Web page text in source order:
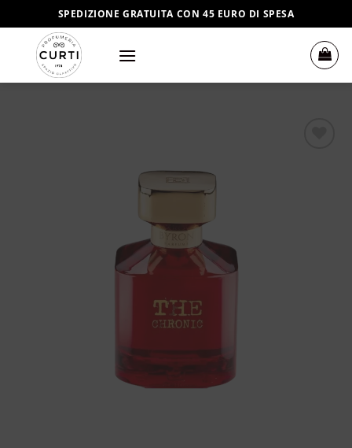
ai
contenuti
SPEDIZIONE GRATUITA CON 45 EURO DI SPESA